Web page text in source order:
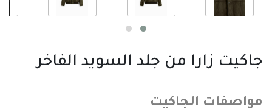
جاكيت زارا من جلد السويد الفاخر
مواصفات الجاكيت